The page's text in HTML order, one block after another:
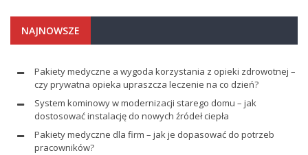
NAJNOWSZE
Pakiety medyczne a wygoda korzystania z opieki zdrowotnej –
czy prywatna opieka upraszcza leczenie na co dzień?
System kominowy w modernizacji starego domu – jak
dostosować instalację do nowych źródeł ciepła
Pakiety medyczne dla firm – jak je dopasować do potrzeb
pracowników?